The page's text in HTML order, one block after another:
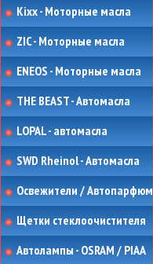
Kixx - Моторные масла
ZIC - Моторные масла
ENEOS - Моторные масла
THE BEAST - Автомасла
LOPAL - автомасла
SWD Rheinol - Автомасла
Освежители / Автопарфюм
Щетки стеклоочистителя
Автолампы - OSRAM / PIAA